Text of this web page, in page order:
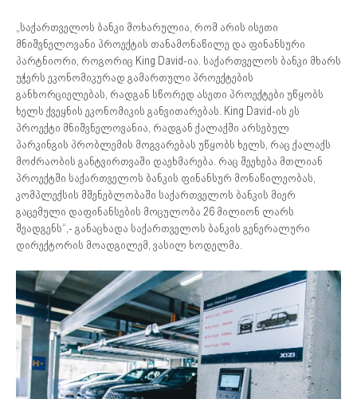
„საქართველოს ბანკი მოხარულია, რომ არის ისეთი
მნიშვნელოვანი პროექტის თანამონაწილე და ფინანსური
პარტნიორი, როგორიც King David-ია. საქართველოს ბანკი მხარს
უჭერს ეკონომიკურად გამართული პროექტების
განხორციელებას, რადგან სწორედ ასეთი პროექტები უწყობს
ხელს ქვეყნის ეკონომიკის განვითარებას. King David-ის ეს
პროექტი მნიშვნელოვანია, რადგან ქალაქში არსებულ
პარკინგის პრობლემის მოგვარებას უწყობს ხელს, რაც ქალაქს
მოძრაობის განტვირთვაში დაეხმარება. რაც შეეხება მთლიან
პროექტში საქართველოს ბანკის ფინანსურ მონაწილეობას,
კომპლექსის მშენებლობაში საქართველოს ბანკის მიერ
გაცემული დაფინანსების მოცულობა 26 მილიონ ლარს
შეადგენს“,- განაცხადა საქართველოს ბანკის გენერალური
დირექტორის მოადგილემ, ვასილ ხოდელმა.